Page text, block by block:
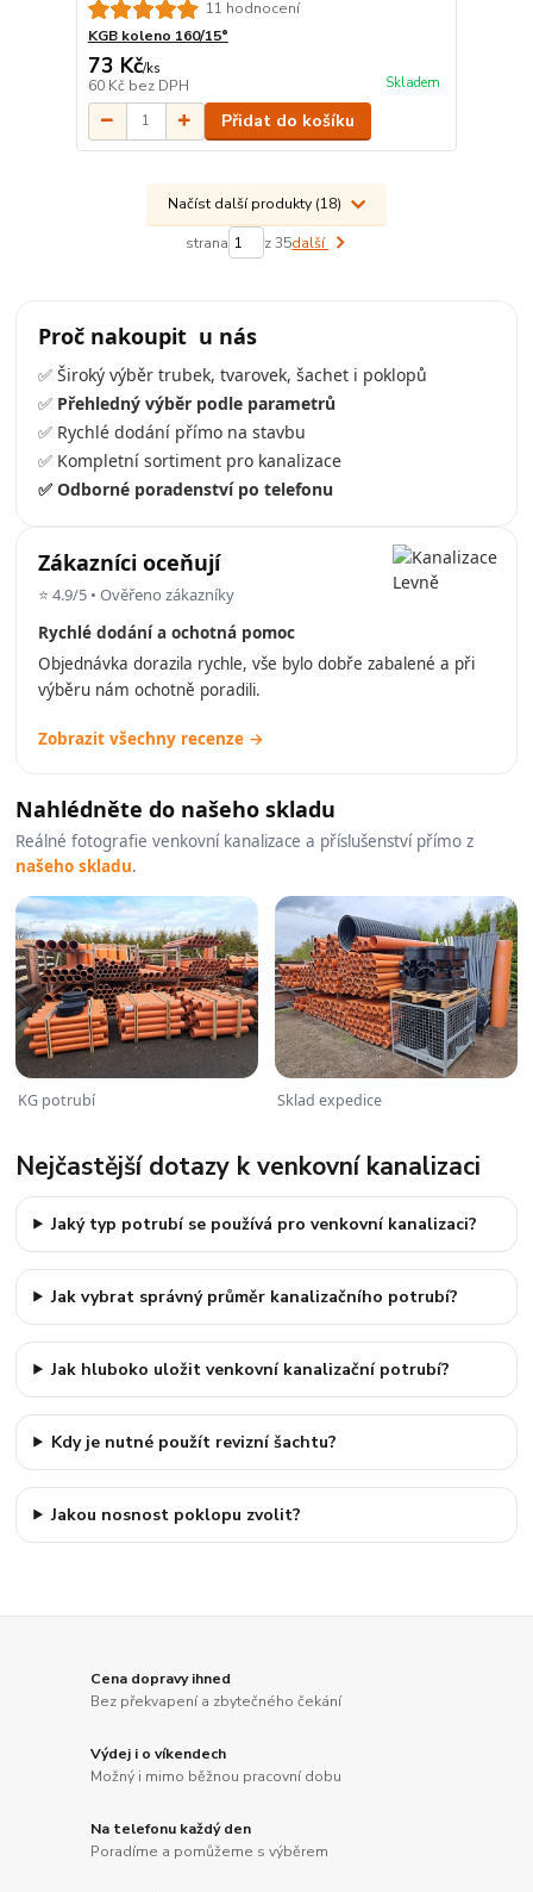
11 hodnocení
KGB koleno 160/15°
73 Kč/ks
60 Kč bez DPH Skladem
Přidat do košíku
Načíst další produkty (18)
strana z 35další
Proč nakoupit u nás
✅️ Široký výběr trubek, tvarovek, šachet i poklopů
✅️ Přehledný výběr podle parametrů
✅️ Rychlé dodání přímo na stavbu
✅️ Kompletní sortiment pro kanalizace
✅️ Odborné poradenství po telefonu
Zákazníci oceňují
⭐ 4.9/5 • Ověřeno zákazníky
Rychlé dodání a ochotná pomoc
Objednávka dorazila rychle, vše bylo dobře zabalené a při
výběru nám ochotně poradili.
Zobrazit všechny recenze →
Nahlédněte do našeho skladu
Reálné fotografie venkovní kanalizace a příslušenství přímo z
našeho skladu.
KG potrubí Sklad expedice
Nejčastější dotazy k venkovní kanalizaci
Jaký typ potrubí se používá pro venkovní kanalizaci?
Jak vybrat správný průměr kanalizačního potrubí?
Jak hluboko uložit venkovní kanalizační potrubí?
Kdy je nutné použít revizní šachtu?
Jakou nosnost poklopu zvolit?
Cena dopravy ihned
Bez překvapení a zbytečného čekání
Výdej i o víkendech
Možný i mimo běžnou pracovní dobu
Na telefonu každý den
Poradíme a pomůžeme s výběrem